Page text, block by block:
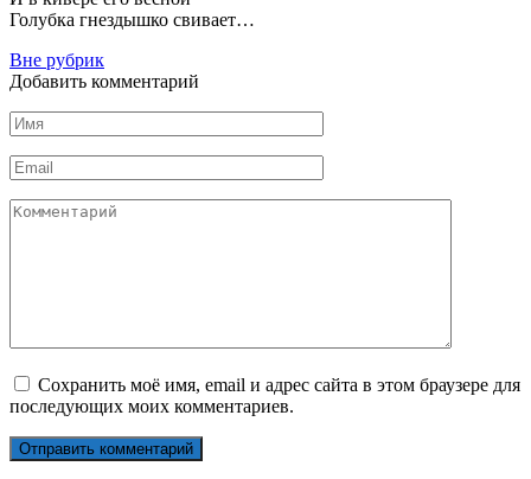
Голубка гнездышко свивает…
Вне рубрик
Добавить комментарий
Имя
Email
Комментарий
Сохранить моё имя, email и адрес сайта в этом браузере для
последующих моих комментариев.